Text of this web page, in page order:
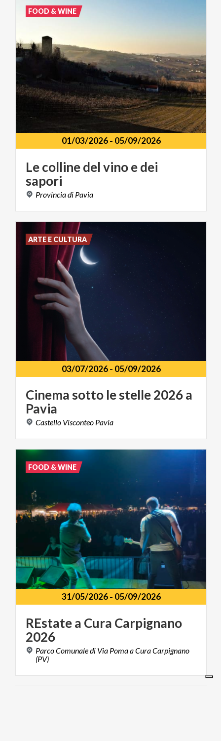
01/03/2026- 05/09/2026
Lecollinedelvinoedei
sapori
Provinciadi Pavia
FOOD & WINE
03/07/2026- 05/09/2026
Cinema sotto lestelle2026a
Pavia
Castello Visconteo Pavia
ARTE E CULTURA
31/05/2026- 05/09/2026
REstatea Cura Carpignano
2026
Parco Comunale di Via Poma a Cura Carpignano
(PV)
FOOD & WINE